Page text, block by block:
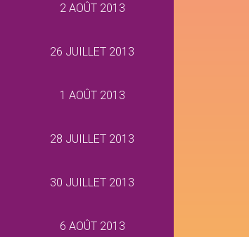
2 AOÛT 2013
26 JUILLET 2013
1 AOÛT 2013
28 JUILLET 2013
30 JUILLET 2013
6 AOÛT 2013